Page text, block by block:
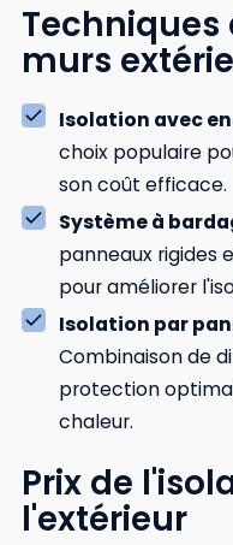
Techniques
murs
Isolation avec
choix populaire
son coût efficace.
Système à
panneaux rigides
pour améliorer
Isolation par
Combinaison de
protection
chaleur.
Prix de
l'extérieur